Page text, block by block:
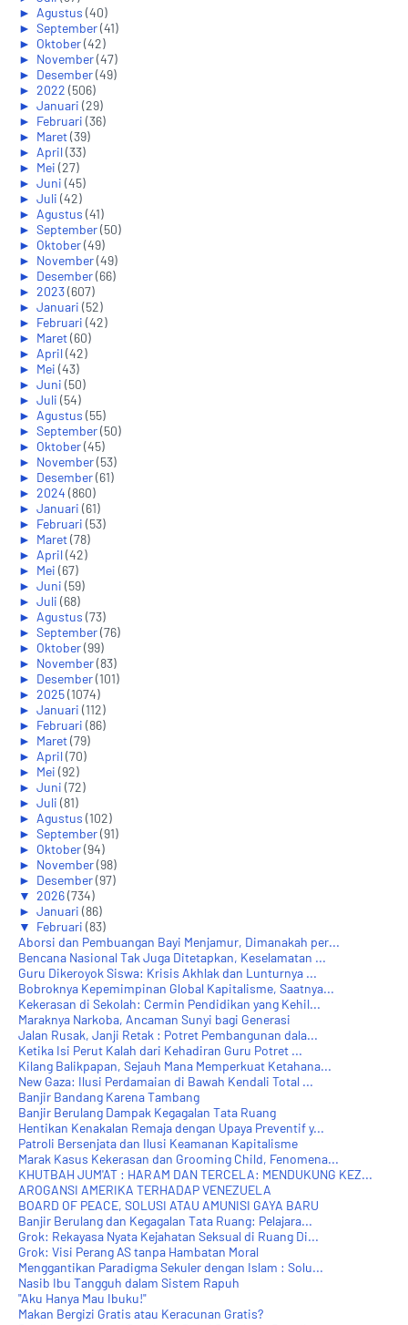
► Agustus (40)
► September(41)
► Oktober(42)
► November(47)
► Desember(49)
► 2022 (506)
► Januari (29)
► Februari (36)
► Maret(39)
► April(33)
► Mei (27)
► Juni (45)
► Juli (42)
► Agustus (41)
► September(50)
► Oktober(49)
► November(49)
► Desember(66)
► 2023(607)
► Januari (52)
► Februari (42)
► Maret(60)
► April(42)
► Mei (43)
► Juni (50)
► Juli (54)
► Agustus (55)
► September(50)
► Oktober(45)
► November(53)
► Desember(61)
► 2024 (860)
► Januari (61)
► Februari (53)
► Maret(78)
► April(42)
► Mei (67)
► Juni (59)
► Juli (68)
► Agustus (73)
► September(76)
► Oktober(99)
► November(83)
► Desember(101)
► 2025(1074)
► Januari (112)
► Februari (86)
► Maret(79)
► April(70)
► Mei (92)
► Juni (72)
► Juli (81)
► Agustus (102)
► September(91)
► Oktober(94)
► November(98)
► Desember(97)
▼ 2026(734)
► Januari (86)
▼ Februari (83)
Aborsi dan Pembuangan Bayi Menjamur, Dimanakah per...
Bencana Nasional Tak Juga Ditetapkan, Keselamatan ...
Guru Dikeroyok Siswa: Krisis Akhlak dan Lunturnya ...
Bobroknya Kepemimpinan Global Kapitalisme, Saatnya...
Kekerasan di Sekolah: Cermin Pendidikan yang Kehil...
Maraknya Narkoba, Ancaman Sunyi bagi Generasi
Jalan Rusak, Janji Retak : Potret Pembangunan dala...
Ketika Isi Perut Kalah dari Kehadiran Guru Potret ...
Kilang Balikpapan, Sejauh Mana Memperkuat Ketahana...
New Gaza: Ilusi Perdamaian di Bawah Kendali Total ...
Banjir Bandang Karena Tambang
Banjir Berulang Dampak Kegagalan Tata Ruang
Hentikan Kenakalan Remaja dengan Upaya Preventif y...
Patroli Bersenjata dan Ilusi Keamanan Kapitalisme
Marak Kasus Kekerasan dan Grooming Child, Fenomena...
KHUTBAH JUM'AT : HARAM DAN TERCELA: MENDUKUNG KEZ...
AROGANSI AMERIKA TERHADAP VENEZUELA
BOARD OF PEACE, SOLUSI ATAU AMUNISI GAYA BARU
Banjir Berulang dan Kegagalan Tata Ruang: Pelajara...
Grok: Rekayasa Nyata Kejahatan Seksual di Ruang Di...
Grok: Visi Perang AS tanpa Hambatan Moral
Menggantikan Paradigma Sekuler dengan Islam : Solu...
Nasib Ibu Tangguh dalam Sistem Rapuh
"Aku Hanya Mau Ibuku!"
Makan Bergizi Gratis atau Keracunan Gratis?